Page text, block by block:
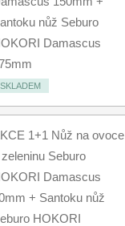
nůž Seburo
Damascus
SKLADEM
1+1 Nůž na ovoce
Seburo
Damascus
+ Santoku nůž
HOKORI